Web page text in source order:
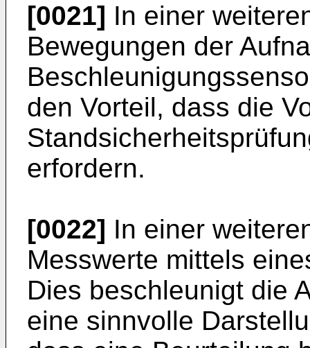
[0021] In einer
Bewegungen der
den Vorteil, dass die
erfordern.
[0022] In einer
Messwerte mittels
Dies beschleunigt die
eine sinnvolle